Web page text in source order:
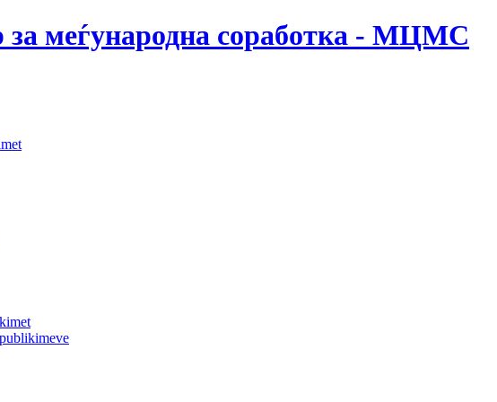
за меѓународна соработка - МЦМС